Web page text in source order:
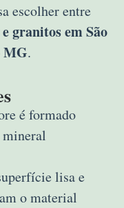
escolher entre
granitos em São
MG.
é formado
lisa e
o material